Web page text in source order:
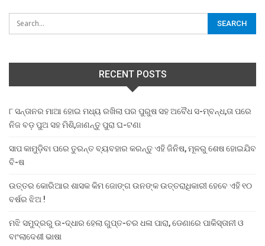
RECENT POSTS
୮ ସନ୍ତାନର ମାଆ ହୋଇ ମଧ୍ୟ ରଖିଲା ପର ପୁରୁଷ ସହ ଅବୈଧ ସ-ମ୍ବନ୍ଧ,ତା ପରେ
ନିଜ ବଡ଼ ପୁଅ ସହ ମିଶି,ଜାଣନ୍ତୁ ପୁରା ଘ-ଟଣା
ସାପ କାମୁଡ଼ିବା ପରେ ତୁରନ୍ତ ବ୍ୟବହାର କରନ୍ତୁ ଏହି ଜିନିଷ, ମୂଳରୁ ଶେଷ ହୋଇଯିବ
ବି-ଷ
ଉତ୍ତର କୋରିଆର ଶାସକ କିମ ଜୋଙ୍ଗ ଉନଙ୍କ ଉତ୍ତରାଧିକାରୀ ହେବେ ଏହି ୧୦
ବର୍ଷର ଝିଅ !
ମଝି ସମୁଦ୍ରରୁ ଉ-ଦ୍ଧାର ହେଲା ଗୁପ୍ତ-ଚର ଧଳା ପାରା, ଡେଣାରେ ପାକିସ୍ତାନୀ ଓ
ବାଂଲାଦେଶୀ ଭାଷା